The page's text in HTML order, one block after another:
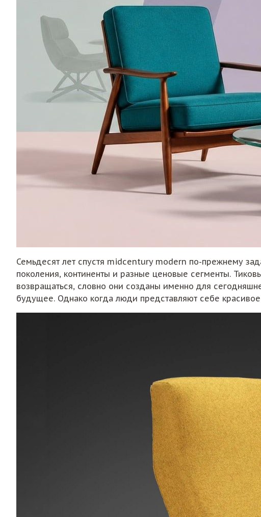
Семьдесят лет спустя midcentury modern по-прежнему
поколения, континенты и разные ценовые сегменты.
возвращаться, словно они созданы именно для
будущее. Однако когда люди представляют себе